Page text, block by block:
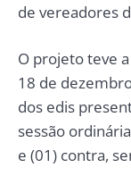
de vereadores
O projeto teve
18 de
dos edis
sessão
e (01) contra,